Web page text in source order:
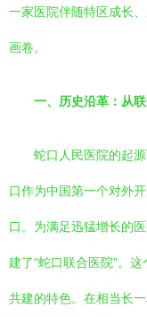
一家医院伴随特区成长
画卷。
一、历史沿革：从
蛇口人民医院的起
口作为中国第一个对外
口。为满足迅猛增长的
建了“蛇口联合医院”。
共建的特色。在相当长